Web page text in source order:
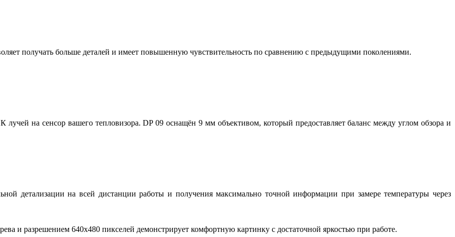
получать больше деталей и имеет повышенную чувствительность по сравнению с предыдущими поколениями.
на сенсор вашего тепловизора. DP 09 оснащён 9 мм объективом, который предоставляет баланс между углом обзора и
детализации на всей дистанции работы и получения максимально точной информации при замере температуры через
и разрешением 640x480 пикселей демонстрирует комфортную картинку с достаточной яркостью при работе.